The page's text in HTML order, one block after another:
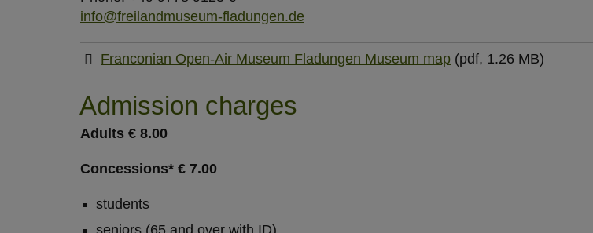
info@freilandmuseum-fladungen.de
Franconian Open-Air Museum Fladungen Museum map (pdf, 1.26 MB)
Admission charges
Adults € 8.00
Concessions* € 7.00
students
seniors (65 and over with ID)